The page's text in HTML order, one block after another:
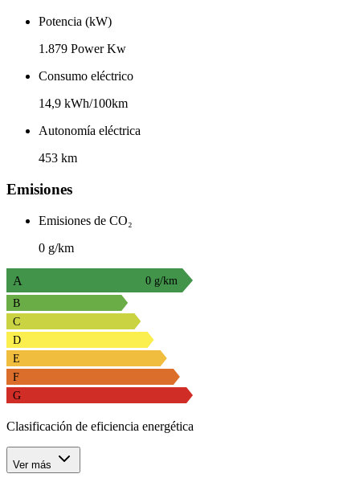
Potencia (kW)
1.879 Power Kw
Consumo eléctrico
14,9 kWh/100km
Autonomía eléctrica
453 km
Emisiones
Emisiones de CO₂
0 g/km
A
0 g/km
B
C
D
E
F
G
Clasificación de eficiencia energética
Ver más